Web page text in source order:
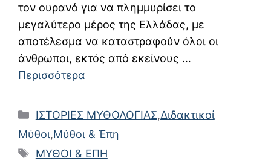
τον ουρανό για να πλημμυρίσει το
μεγαλύτερο μέρος της Ελλάδας, με
αποτέλεσμα να καταστραφούν όλοι οι
άνθρωποι, εκτός από εκείνους …
Περισσότερα
Κατηγορίες
ΙΣΤΟΡΙΕΣ ΜΥΘΟΛΟΓΙΑΣ,Διδακτικοί
Μύθοι,Μύθοι & Έπη
Ετικέτες
ΜΥΘΟΙ & ΕΠΗ